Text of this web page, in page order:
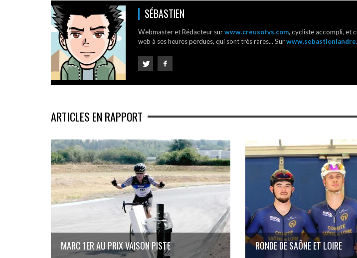
SÉBASTIEN
Webmaster et Rédacteur surwww.creusotvs.com, cycliste accompli, et
web à ses heures perdues, qui sont très rares... Sur
ARTICLES EN RAPPORT
MARC 1ER AU PRIX VAISON PISTE RONDE DE SAÔNE ET LOIRE